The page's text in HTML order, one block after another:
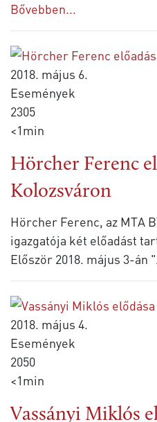
Bővebben...
2018. május 6.
Események
2305
<1min
Hörcher Ferenc
Kolozsváron
Hörcher Ferenc, az MTA
igazgatója két előadást
Először 2018. május 3-án
2018. május 4.
Események
2050
<1min
Vassányi Miklós